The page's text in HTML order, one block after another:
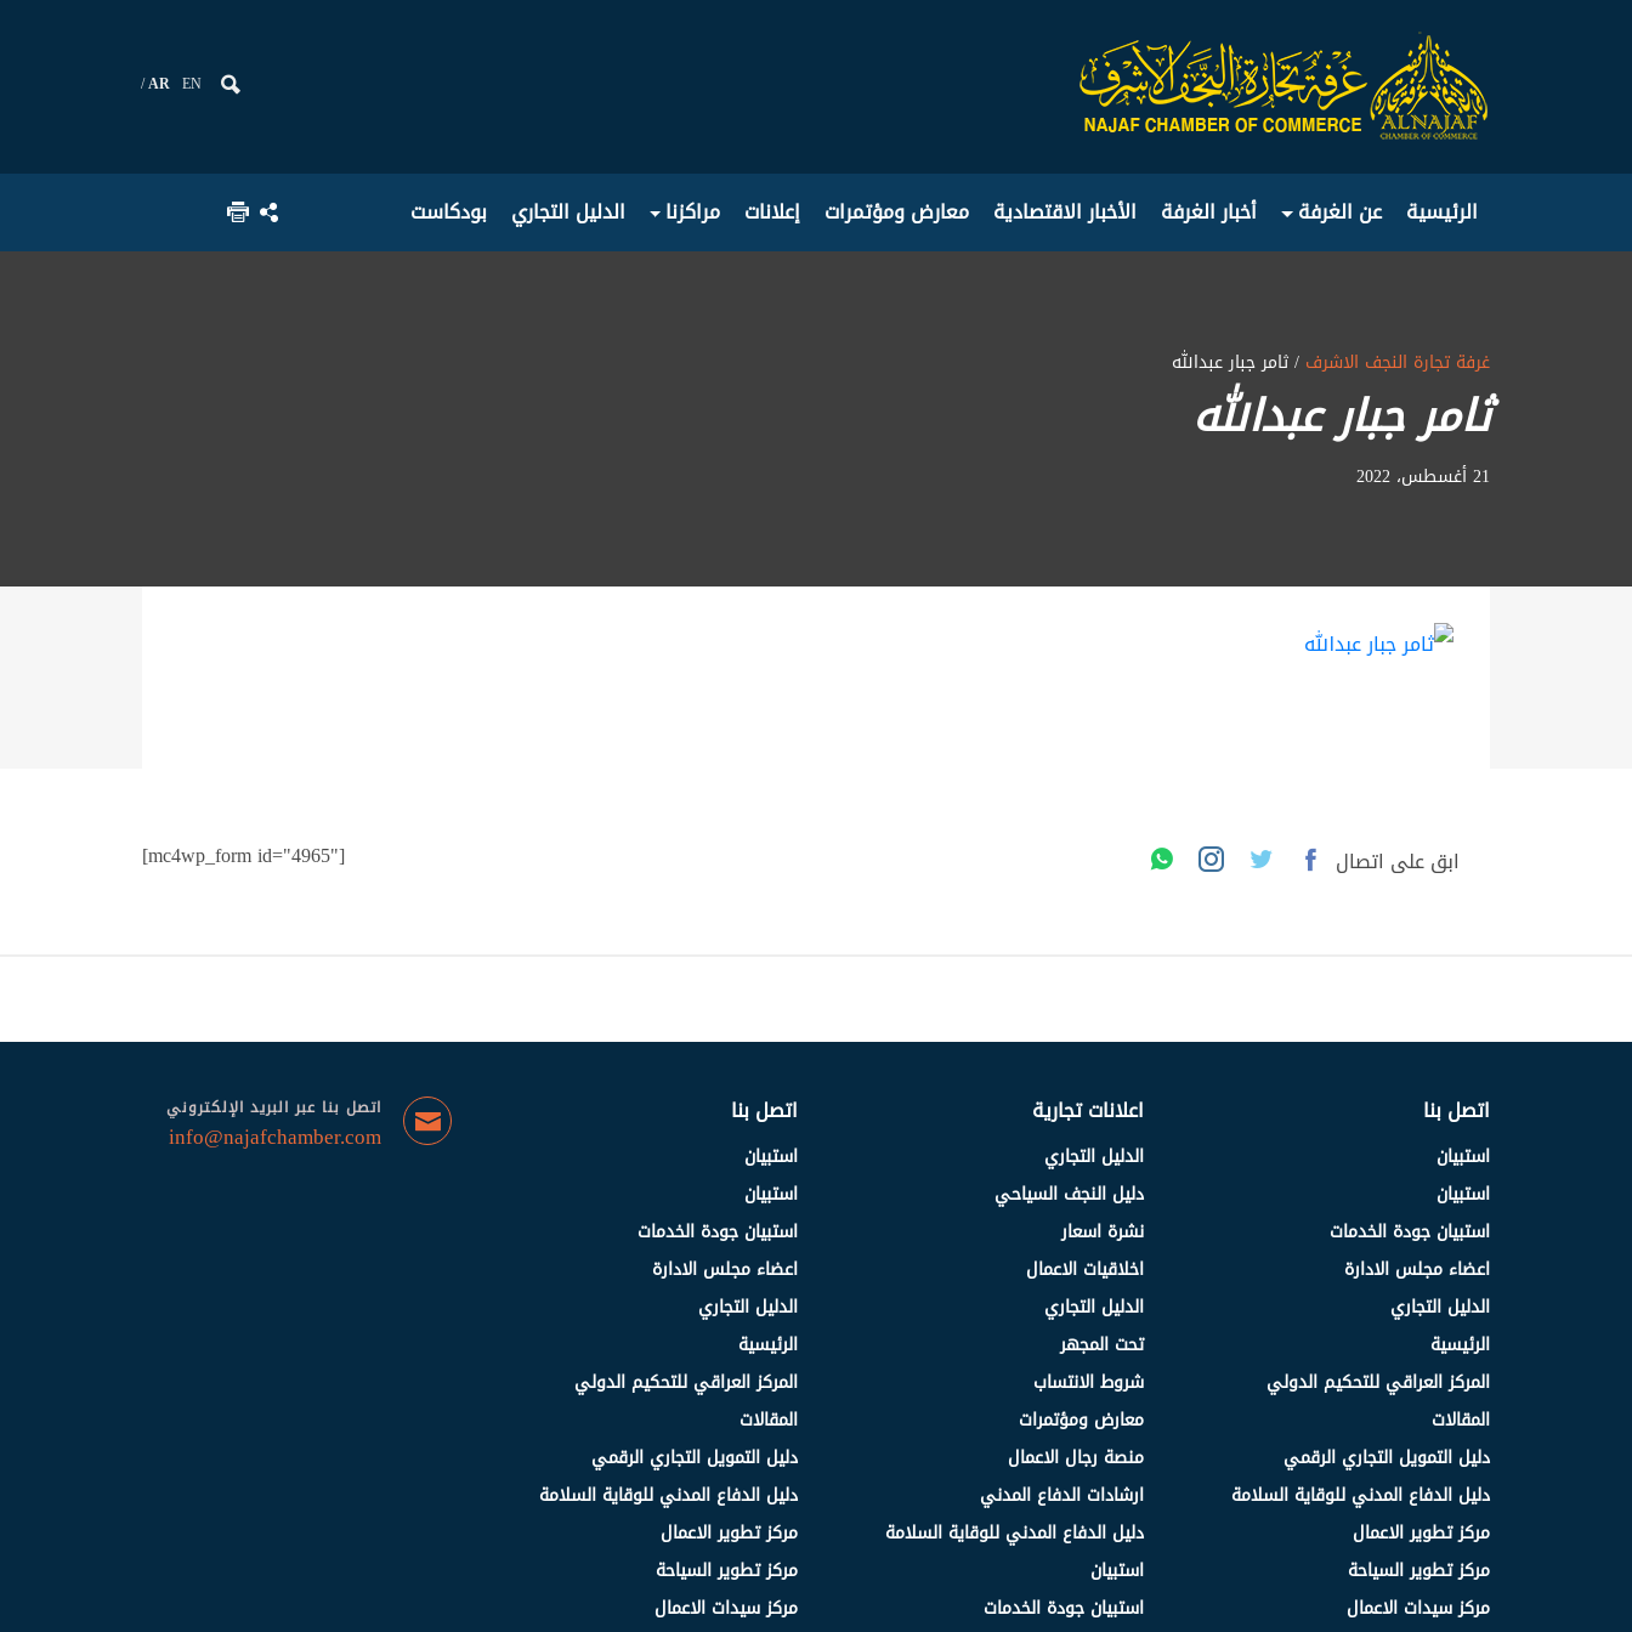
AR EN
الرئيسية عن الغرفة أخبار الغرفة الأخبار الاقتصادية معارض ومؤتمرات إعلانات مراكزنا الدليل التجاري بودكاست
غرفة تجارة النجف الاشرف / ثامر جبار عبدالله
ثامر جبار عبدالله
21 أغسطس، 2022
ابق على اتصال [mc4wp_form id="4965"]
اتصل بنا
استبيان
استبيان
استبيان جودة الخدمات
اعضاء مجلس الادارة
الدليل التجاري
الرئيسية
المركز العراقي للتحكيم الدولي
المقالات
دليل التمويل التجاري الرقمي
دليل الدفاع المدني للوقاية السلامة
مركز تطوير الاعمال
مركز تطوير السياحة
مركز سيدات الاعمال
اعلانات تجارية
الدليل التجاري
دليل النجف السياحي
نشرة اسعار
اخلاقيات الاعمال
الدليل التجاري
تحت المجهر
شروط الانتساب
معارض ومؤتمرات
منصة رجال الاعمال
ارشادات الدفاع المدني
دليل الدفاع المدني للوقاية السلامة
استبيان
استبيان جودة الخدمات
اتصل بنا
استبيان
استبيان
استبيان جودة الخدمات
اعضاء مجلس الادارة
الدليل التجاري
الرئيسية
المركز العراقي للتحكيم الدولي
المقالات
دليل التمويل التجاري الرقمي
دليل الدفاع المدني للوقاية السلامة
مركز تطوير الاعمال
مركز تطوير السياحة
مركز سيدات الاعمال
اتصل بنا عبر البريد الإلكتروني
info@najafchamber.com